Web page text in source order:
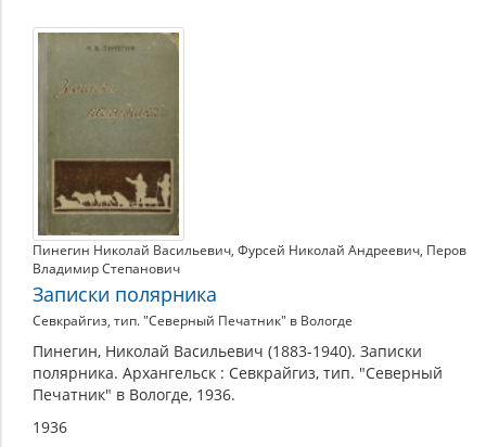
Пинегин Николай Васильевич, Фурсей Николай Андреевич, Перов
Владимир Степанович
Записки полярника
Севкрайгиз, тип. "Северный Печатник" в Вологде
Пинегин, Николай Васильевич (1883-1940). Записки
полярника. Архангельск : Севкрайгиз, тип. "Северный
Печатник" в Вологде, 1936.
1936